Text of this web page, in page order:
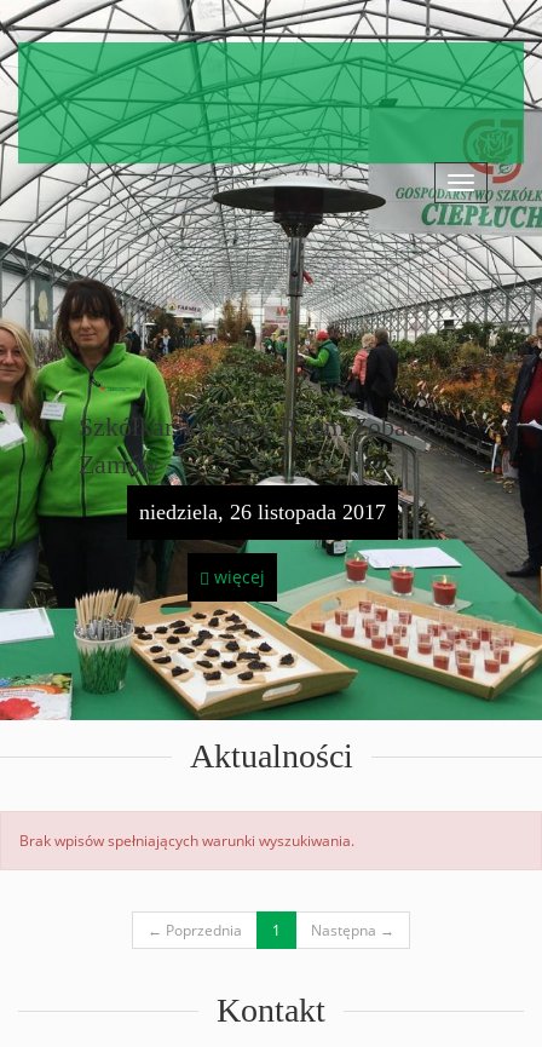
Nawigacja
Szkółkarski Show Room Zobacz i
Zamów
niedziela, 26 listopada 2017
więcej
Aktualności
Brak wpisów spełniających warunki wyszukiwania.
← Poprzednia 1 (current)Następna →
Kontakt